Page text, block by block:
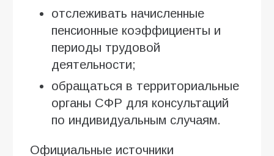
отслеживать начисленные
пенсионные коэффициенты и
периоды трудовой
деятельности;
обращаться в территориальные
органы СФР для консультаций
по индивидуальным случаям.
Официальные источники